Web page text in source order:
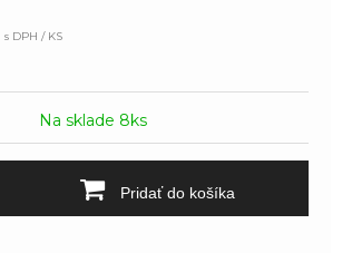
s DPH / KS
Na sklade 8ks
Pridať do košíka